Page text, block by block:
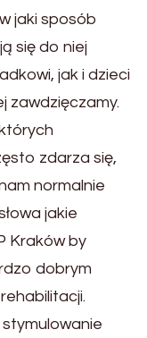
jaki sposób
się do niej
jak i dzieci
zawdzięczamy.
zdarza się,
normalnie
jakie
Kraków by
dobrym